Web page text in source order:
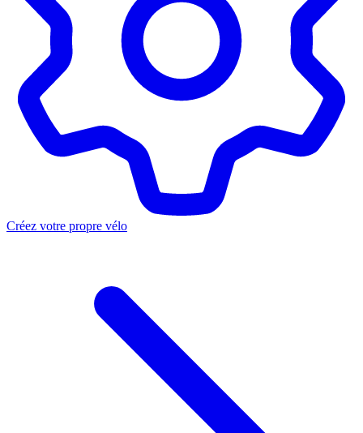
Créez votre propre vélo